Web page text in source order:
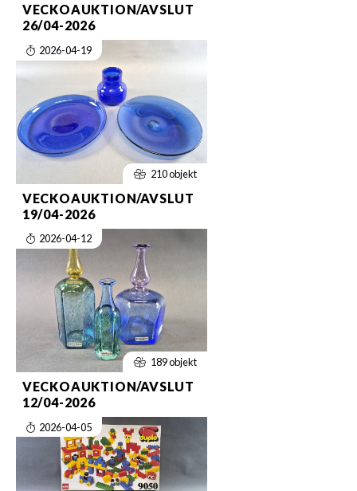
VECKOAUKTION/AVSLUT
26/04-2026
2026-04-19
210 objekt
VECKOAUKTION/AVSLUT
19/04-2026
2026-04-12
189 objekt
VECKOAUKTION/AVSLUT
12/04-2026
2026-04-05